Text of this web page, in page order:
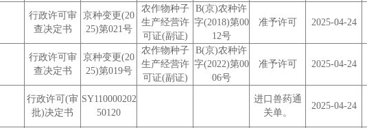
行政许可审
查决定书
京种变更(20
25)第021号
农作物种子
生产经营许
可证(副证)
B(京)农种许
字(2018)第00
12号
准予许可 2025-04-24
行政许可审
查决定书
京种变更(20
25)第019号
农作物种子
生产经营许
可证(副证)
B(京)农种许
字(2022)第00
06号
准予许可 2025-04-24
行政许可(审
批)决定书
SY110000202
50120
进口兽药通
关单。
2025-04-24